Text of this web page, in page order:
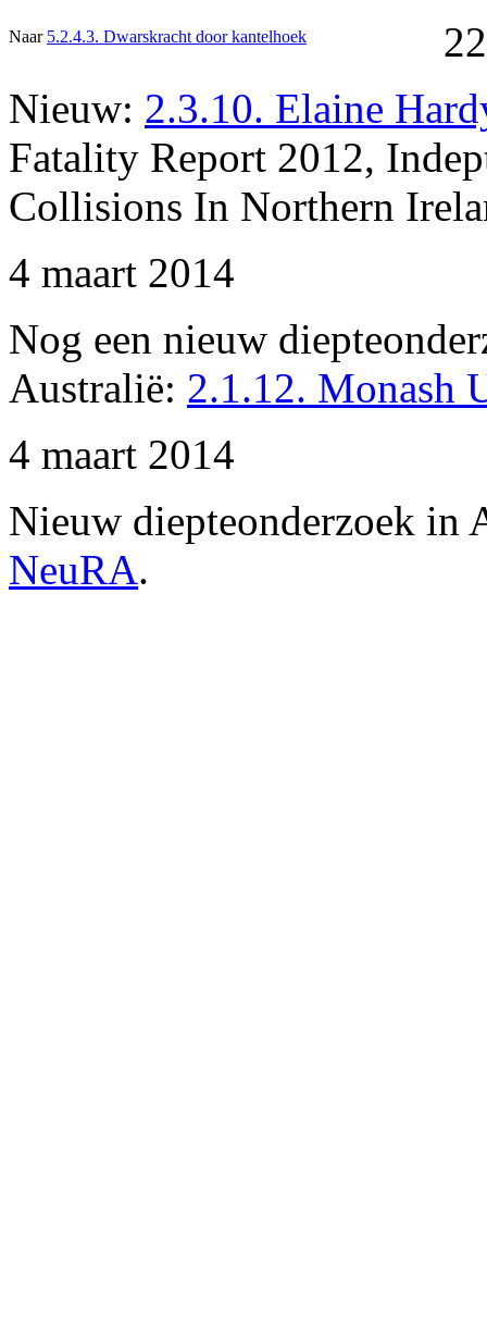
Naar 5.2.4.3. Dwarskracht door kantelhoek
Nieuw: 2.3.10. Elaine
Fatality Report 2012,
Collisions In Northern
4 maart 2014
Nog een nieuw
Australië: 2.1.12. Monash
4 maart 2014
Nieuw diepteonderzoek in
NeuRA.